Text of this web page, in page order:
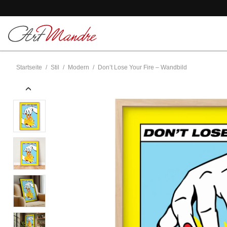
Startseite / Stil / Modern / Don’t Lose Your Fire – Wandbild
‹